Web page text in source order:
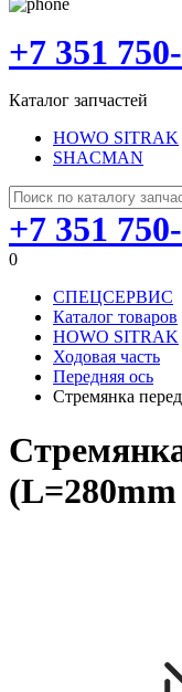
+7 351
Каталог запчастей
HOWO SITRAK
SHACMAN
+7 351
0
СПЕЦСЕРВИС
Каталог товаров
HOWO SITRAK
Ходовая часть
Передняя ось
Стремянка